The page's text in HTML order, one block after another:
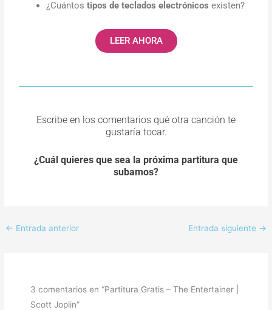
¿Cuántostipos de teclados electrónicos existen?
LEER AHORA
Escribe en los comentarios qué otra canción te
gustaría tocar.
¿Cuál quieres que sea la próxima partitura que
subamos?
← Entrada anterior Entrada siguiente →
3 comentarios en “Partitura Gratis – The Entertainer |
Scott Joplin”